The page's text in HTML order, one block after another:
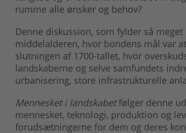
rumme alle ønsker og behov?
Denne diskussion, som fylder så
middelalderen, hvor bondens mål var
slutningen af 1700-tallet, hvor
landskaberne og selve samfundets
urbanisering, store infrastrukturelle
Mennesket i landskabetfølger denne
mennesket, teknologi, produktion og
forudsætningerne for dem og deres